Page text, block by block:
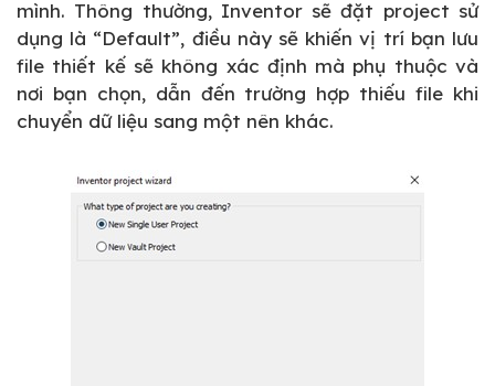
mình. Thông thường, Inventor sẽ đặt project sử
dụng là “Default”, điều này sẽ khiến vị trí bạn lưu
file thiết kế sẽ không xác định mà phụ thuộc và
nơi bạn chọn, dẫn đến trường hợp thiếu file khi
chuyển dữ liệu sang một nên khác.